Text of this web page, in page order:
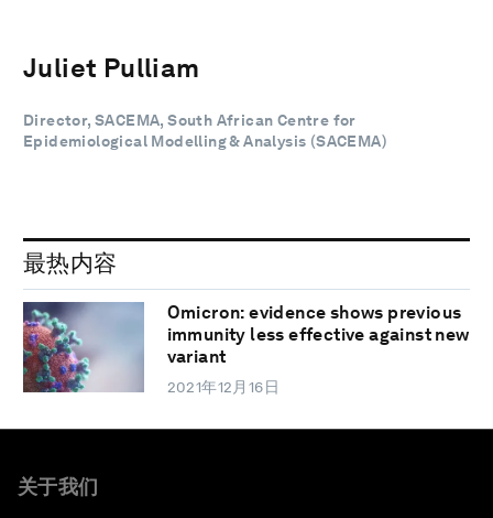
Juliet Pulliam
Director, SACEMA, South African Centre for
Epidemiological Modelling & Analysis (SACEMA)
最热内容
Omicron: evidence shows previous
immunity less effective against new
variant
2021年12月16日
关于我们